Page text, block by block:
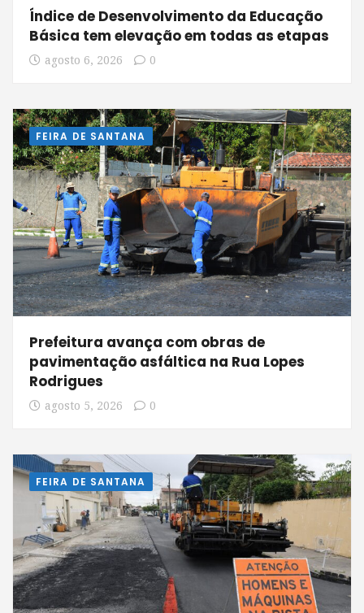
Índice de Desenvolvimento da Educação
Básica tem elevação em todas as etapas
agosto 6, 2026 0
FEIRA DE SANTANA
Prefeitura avança com obras de
pavimentação asfáltica na Rua Lopes
Rodrigues
agosto 5, 2026 0
FEIRA DE SANTANA